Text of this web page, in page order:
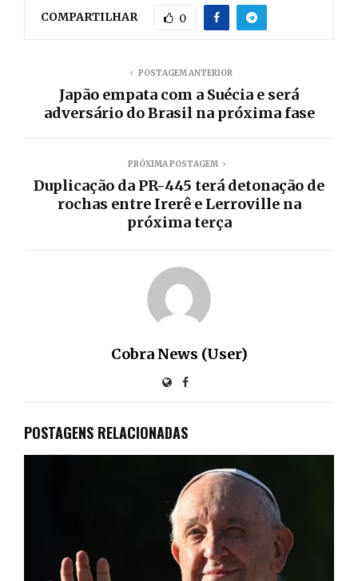
COMPARTILHAR 0
POSTAGEM ANTERIOR
Japão empata com a Suécia e será
adversário do Brasil na próxima fase
PRÓXIMA POSTAGEM
Duplicação da PR-445 terá detonação de
rochas entre Irerê e Lerroville na
próxima terça
Cobra News (User)
POSTAGENS RELACIONADAS